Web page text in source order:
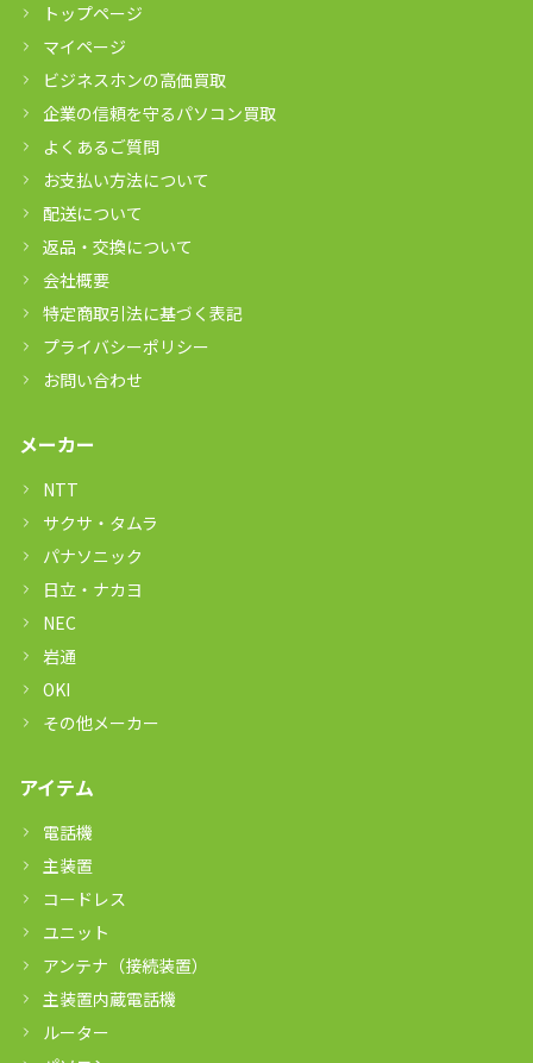
トップページ
マイページ
ビジネスホンの高価買取
企業の信頼を守るパソコン買取
よくあるご質問
お支払い方法について
配送について
返品・交換について
会社概要
特定商取引法に基づく表記
プライバシーポリシー
お問い合わせ
メーカー
NTT
サクサ・タムラ
パナソニック
日立・ナカヨ
NEC
岩通
OKI
その他メーカー
アイテム
電話機
主装置
コードレス
ユニット
アンテナ（接続装置）
主装置内蔵電話機
ルーター